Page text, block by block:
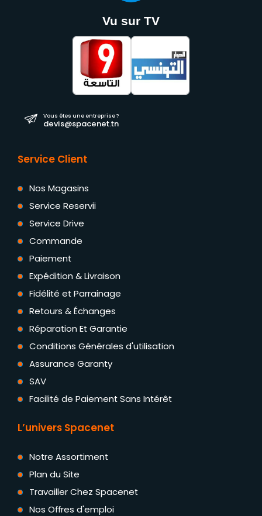
Vu sur TV
Vous êtes une entreprise ?
devis@spacenet.tn
Service Client
Nos Magasins
Service Reservii
Service Drive
Commande
Paiement
Expédition & Livraison
Fidélité et Parrainage
Retours & Échanges
Réparation Et Garantie
Conditions Générales d'utilisation
Assurance Garanty
SAV
Facilité de Paiement Sans Intérêt
L’univers Spacenet
Notre Assortiment
Plan du Site
Travailler Chez Spacenet
Nos Offres d'emploi